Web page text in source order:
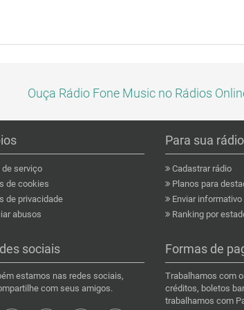
Ouça Rádio Fone Music no Rádios
serviço
de cookies
de privacidade
abusos
Para sua rádio
Cadastrar rádio
Planos para
Enviar informativo
Ranking por
sociais
estamos nas redes sociais,
com seus amigos.
Formas de
Trabalhamos com
créditos, boletos
trabalhamos com